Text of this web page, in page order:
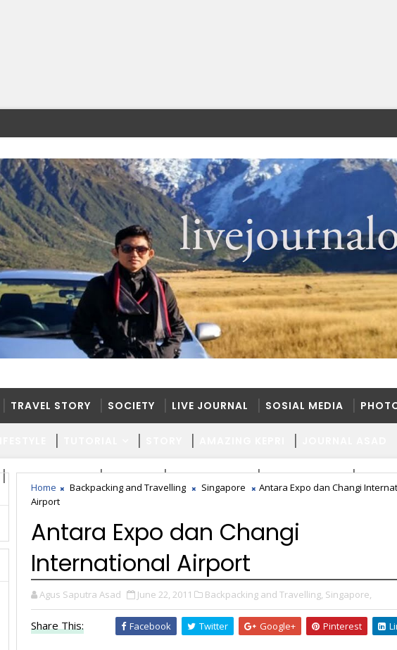
TRAVEL STORY SOCIETY LIVE JOURNAL SOSIAL MEDIA
TRAVEL STORY SOCIETY LIVE JOURNAL SOSIAL MEDIA
LIFESTYLE
Home Backpacking and Travelling Singapore
Antara Expo dan Changi
Airport
Antara Expo dan Changi
International Airport
Agus Saputra Asad June 22, 2011 Backpacking and Travelling, Singapore,
Share This: Facebook Twitter Google+ Pinterest